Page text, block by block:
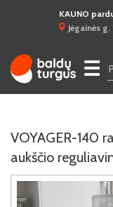
KAUNO
Jėgainės g.
☰
VOYAGER-140
aukščio